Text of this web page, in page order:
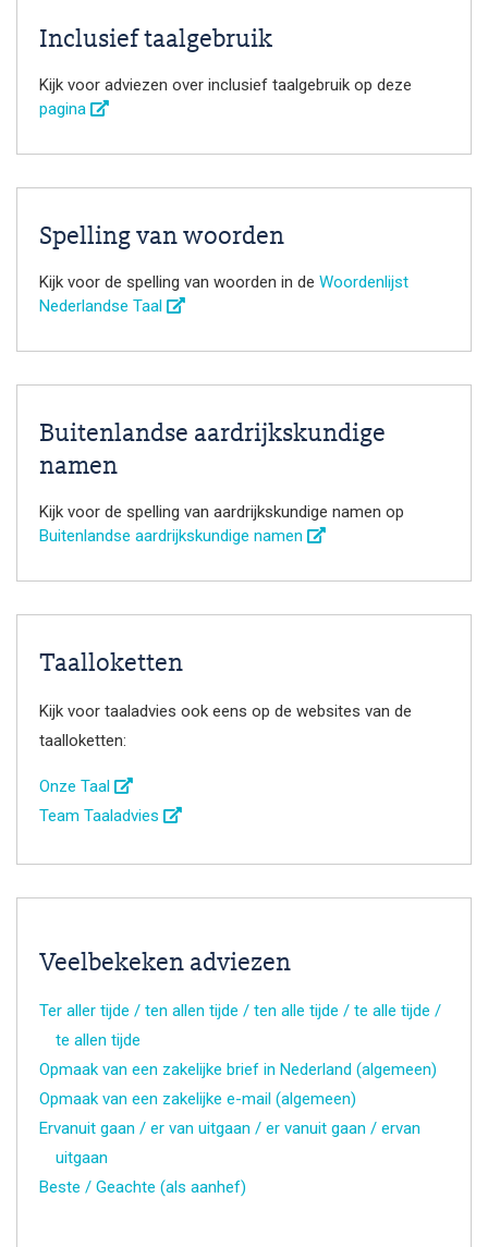
Inclusief taalgebruik
Kijk voor adviezen over inclusief taalgebruik op deze
pagina
Spelling van woorden
Kijk voor de spelling van woorden in de Woordenlijst
Nederlandse Taal
Buitenlandse aardrijkskundige
namen
Kijk voor de spelling van aardrijkskundige namen op
Buitenlandse aardrijkskundige namen
Taalloketten
Kijk voor taaladvies ook eens op de websites van de
taalloketten:
Onze Taal
Team Taaladvies
Veelbekeken adviezen
Ter aller tijde / ten allen tijde / ten alle tijde / te alle tijde /
te allen tijde
Opmaak van een zakelijke brief in Nederland (algemeen)
Opmaak van een zakelijke e-mail (algemeen)
Ervanuit gaan / er van uitgaan / er vanuit gaan / ervan
uitgaan
Beste / Geachte (als aanhef)